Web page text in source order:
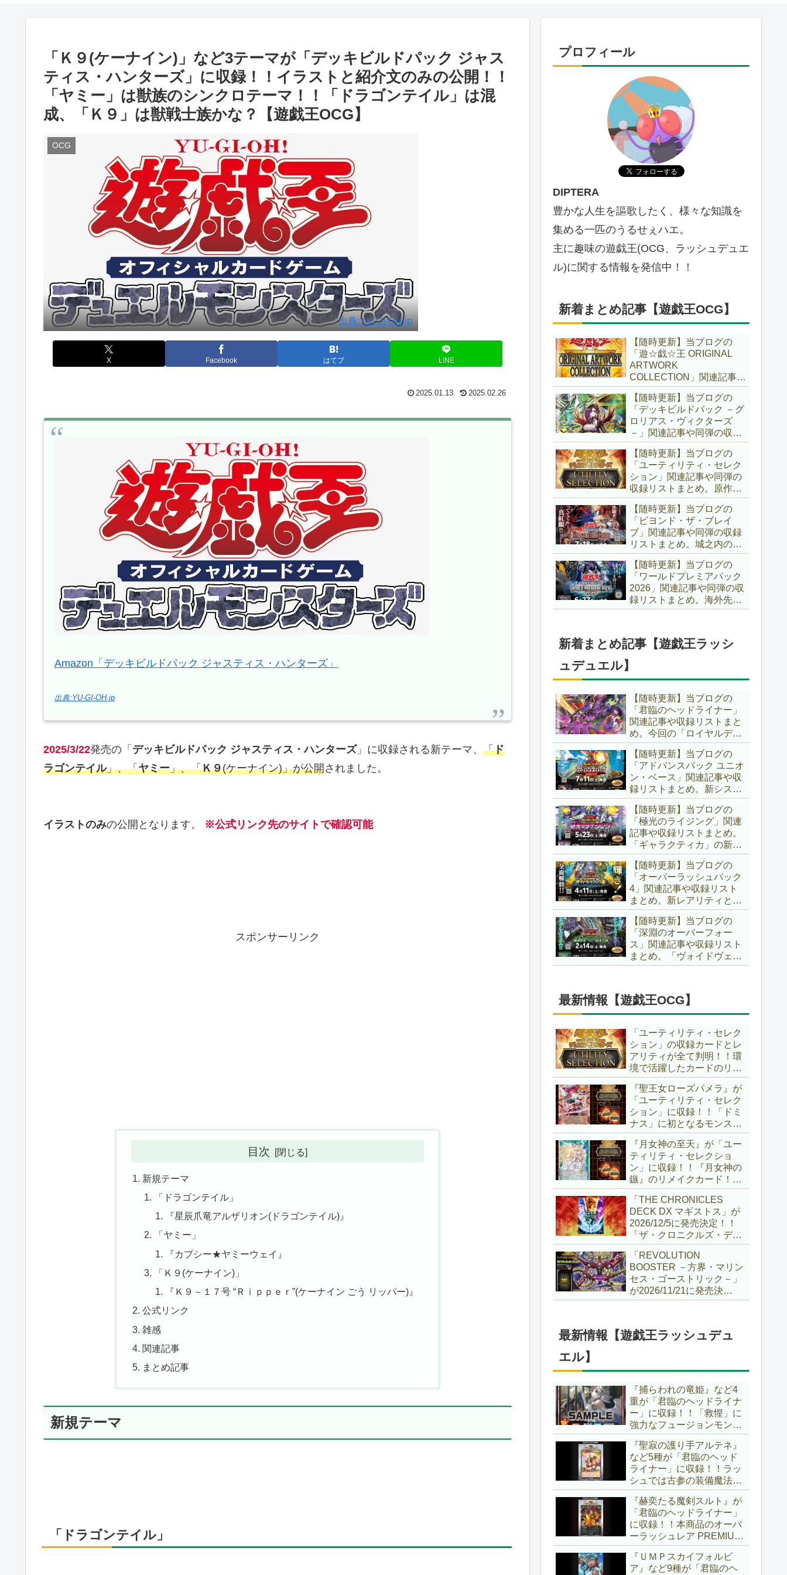
「Ｋ９(ケーナイン)」など3テーマが「デッキビルドパック ジャス
ティス・ハンターズ」に収録！！イラストと紹介文のみの公開！！
「ヤミー」は獣族のシンクロテーマ！！「ドラゴンテイル」は混
成、「Ｋ９」は獣戦士族かな？【遊戯王OCG】
OCG
出典:YU-GI-OH.jp
X Facebook はてブ LINE
2025.01.13 2025.02.26
Amazon「デッキビルドパック ジャスティス・ハンターズ」
出典:YU-GI-OH.jp
2025/3/22発売の「 デッキビルドパック ジャスティス・ハンターズ」に収録される新テーマ、 「ド
ラゴンテイル」、「ヤミー」、「Ｋ９(ケーナイン)」が公開されました。
イラストのみの公開となります。 ※公式リンク先のサイトで確認可能
スポンサーリンク
目次
新規テーマ
「ドラゴンテイル」
『星辰爪竜アルザリオン(ドラゴンテイル)』
「ヤミー」
『カプシー★ヤミーウェイ』
「Ｋ９(ケーナイン)」
『Ｋ９－１７号 “Ｒｉｐｐｅｒ”(ケーナイン ごう リッパー)』
公式リンク
雑感
関連記事
まとめ記事
新規テーマ
「ドラゴンテイル」
プロフィール
DIPTERA
豊かな人生を謳歌したく、様々な知識を
集める一匹のうるせぇハエ。
主に趣味の遊戯王(OCG、ラッシュデュエ
ル)に関する情報を発信中！！
新着まとめ記事【遊戯王OCG】
【随時更新】当ブログの
「遊☆戯☆王 ORIGINAL
ARTWORK
COLLECTION」関連記事や
同弾の収録リストまとめ。
マンガスタイルとオーバー
フレームに焦点を当てた新
商品！！また、原作のモン
スターもリメイクされてい
ます！！【遊戯王OCG】
【随時更新】当ブログの
「デッキビルドパック －グ
ロリアス・ヴィクターズ
－」関連記事や同弾の収録
リストまとめ。効果を持た
ない古のモンスターを使役
する儀式テーマ「セネト」
に加え、「レイズ・ムー
ン」や「異解△」も登
場！！【遊戯王OCG】
【随時更新】当ブログの
「ユーティリティ・セレク
ション」関連記事や同弾の
収録リストまとめ。原作の
名シーンや懐かしの人気モ
ンスターをイメージした新
規カードが多数登場！！ま
た、「ドミナス」などの豪
華再録にも注目ですね～。
【遊戯王OCG】
【随時更新】当ブログの
「ビヨンド・ザ・ブレイ
ブ」関連記事や同弾の収録
リストまとめ。城之内のカ
ードたちが『時の黒魔術
師』関連となってリメイ
ク！！さらに、「Ｄ－ＨＥ
ＲＯ」の『幽獄の時計塔』
も待望のリメイクです！！
【随時更新】当ブログの
「ワールドプレミアパック
2026」関連記事や同弾の収
録リストまとめ。海外先行
カードが例年より早く来
ージした『リビングデッド
の呼び声』関連に注目が集
新着まとめ記事【遊戯王ラッシ
ュデュエル】
【随時更新】当ブログの
「君臨のヘッドライナー」
関連記事や収録リストまと
め。今回の「ロイヤルデモ
ンズ」は相手モンスターを
リリース！！また、新テー
マとして「救惺」、「ヘル
シィ」、「ゴエゴエ」も登
場です！！【遊戯王ラッシ
ュデュエル】
【随時更新】当ブログの
「アドバンスパック ユニオ
ン・ベース」関連記事や収
録リストまとめ。新システ
ム「ユニオンフュージョ
ン」の登場により、ようや
く原作さながらの「ＸＹ
Ｚ」が使用可能となりまし
た！！【遊戯王ラッシュデ
ュエル】
【随時更新】当ブログの
「極光のライジング」関連
記事や収録リストまとめ。
「ギャラクティカ」の新た
なフュージョンモンスター
やイラスト違い、「報道」
の強化に加え、幻竜族の新
テーマ「纏竜」も登場で
す！！【遊戯王ラッシュデ
ュエル】
【随時更新】当ブログの
「オーバーラッシュパック
4」関連記事や収録リスト
まとめ。新レアリティとし
てフルオーバーラッシュレ
ア仕様が初登場！！そし
て、OCGの大人気テーマ
「霊使い」も同時に実装さ
れています！！【遊戯王ラ
【随時更新】当ブログの
「深淵のオーバーフォー
ス」関連記事や収録リスト
まとめ。「ヴォイドヴェル
グ」や「夢中」、「ラ
「コスモス姫」などの人気
テーマ強化に加え、「冥
跡」もテーマ化です！！
【遊戯王ラッシュデュエ
ル】
最新情報【遊戯王OCG】
「ユーティリティ・セレク
ション」の収録カードとレ
アリティが全て判明！！環
境で活躍したカードのリメ
イクが多数収録！！調整版
『墓穴の指名者』や「ドミ
ナス」の少女のカード化な
ど、注目要素が満載ですね
～。【遊戯王OCG】
『聖王女ローズパメラ』が
「ユーティリティ・セレク
ション」に収録！！「ドミ
ナス」に初となるモンスタ
ーが登場！！『聖王の粉
砕』や『列王詩篇』に描か
れていた少女で、実際にこ
の2種を強力にサポートし
ていますね！！【遊戯王
OCG】
『月女神の至天』が「ユー
ティリティ・セレクショ
ン」に収録！！『月女神の
鏃』のリメイクカード！！
選出傾向が読めなくなりま
したが、後攻向けとは言え
無効化範囲の広がった『墓
穴の指名者』はめちゃくち
ゃ強力ですね！？【遊戯王
OCG】
「THE CHRONICLES
DECK DX マギストス」が
2026/12/5に発売決定！！
「ザ・クロニクルズ・デッ
キ」がリニューアル！！第
1弾は「マギストス」と
「エンディミオン」が選出
されています！！【遊戯王
OCG】
「REVOLUTION
BOOSTER －方界・マリン
セス・ゴーストリック－」
が2026/11/21に発売決
定！！「レボリューション
今回は前回以上に個性派揃
いとなりましたね～。【遊
最新情報【遊戯王ラッシュデュ
エル】
『捕らわれの竜姫』など4
重が「君臨のヘッドライナ
ー」に収録！！「救惺」に
強力なフュージョンモンス
ターとサポーターが登
場！！性能の高さはもちろ
ん、イラストから推察され
る背景ストーリーも興味深
い……。【遊戯王ラッシュ
デュエル】
『聖寂の護り手アルテネ』
など5種が「君臨のヘッド
ライナー」に収録！！ラッ
シュでは古参の装備魔法
『アルテネの加護』がテー
マ化！！3種のユニオンが
存在し、天使族では汎用的
なサポーターとなります
ね！！【遊戯王ラッシュデ
ュエル】
『赫奕たる魔剣スルト』が
「君臨のヘッドライナー」
に収録！！本商品のオーバ
ーラッシュレア PREMIUM
BLACK Ver.枠！！初の下級
モンスターで、「ヘルシ
ィ」と相性抜群なバウンス
『ＵＭＰスカイフォルビ
ア』など9種が「君臨のヘ